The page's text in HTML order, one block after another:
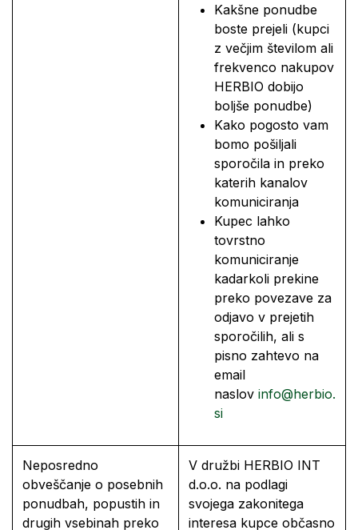
Kakšne ponudbe
boste prejeli (kupci
z večjim številom ali
frekvenco nakupov
HERBIO dobijo
boljše ponudbe)
Kako pogosto vam
bomo pošiljali
sporočila in preko
katerih kanalov
komuniciranja
Kupec lahko
tovrstno
komuniciranje
kadarkoli prekine
preko povezave za
odjavo v prejetih
sporočilih, ali s
pisno zahtevo na
email
naslov info@herbio.
si
Neposredno
obveščanje o posebnih
ponudbah, popustih in
drugih vsebinah preko
V družbi HERBIO INT
d.o.o. na podlagi
svojega zakonitega
interesa kupce občasno